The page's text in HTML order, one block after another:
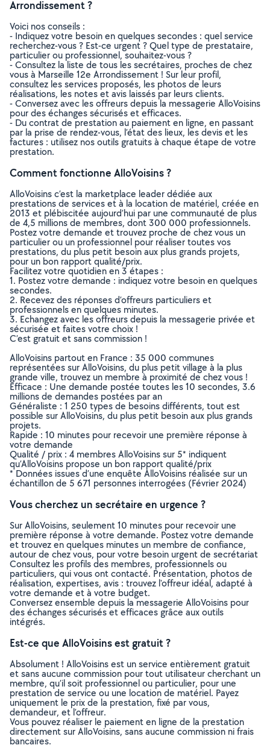
Arrondissement ?
Voici nos conseils :
- Indiquez votre besoin en quelques secondes : quel service
recherchez-vous ? Est-ce urgent ? Quel type de prestataire,
particulier ou professionnel, souhaitez-vous ?
- Consultez la liste de tous les secrétaires, proches de chez
vous à Marseille 12e Arrondissement ! Sur leur profil,
consultez les services proposés, les photos de leurs
réalisations, les notes et avis laissés par leurs clients.
- Conversez avec les offreurs depuis la messagerie AlloVoisins
pour des échanges sécurisés et efficaces.
- Du contrat de prestation au paiement en ligne, en passant
par la prise de rendez-vous, l’état des lieux, les devis et les
factures : utilisez nos outils gratuits à chaque étape de votre
prestation.
Comment fonctionne AlloVoisins ?
AlloVoisins c’est la marketplace leader dédiée aux
prestations de services et à la location de matériel, créée en
2013 et plébiscitée aujourd’hui par une communauté de plus
de 4,5 millions de membres, dont 300 000 professionnels.
Postez votre demande et trouvez proche de chez vous un
particulier ou un professionnel pour réaliser toutes vos
prestations, du plus petit besoin aux plus grands projets,
pour un bon rapport qualité/prix.
Facilitez votre quotidien en 3 étapes :
1. Postez votre demande : indiquez votre besoin en quelques
secondes.
2. Recevez des réponses d’offreurs particuliers et
professionnels en quelques minutes.
3. Echangez avec les offreurs depuis la messagerie privée et
sécurisée et faites votre choix !
C’est gratuit et sans commission !
AlloVoisins partout en France : 35 000 communes
représentées sur AlloVoisins, du plus petit village à la plus
grande ville, trouvez un membre à proximité de chez vous !
Efficace : Une demande postée toutes les 10 secondes, 3.6
millions de demandes postées par an
Généraliste : 1 250 types de besoins différents, tout est
possible sur AlloVoisins, du plus petit besoin aux plus grands
projets.
Rapide : 10 minutes pour recevoir une première réponse à
votre demande
Qualité / prix : 4 membres AlloVoisins sur 5* indiquent
qu’AlloVoisins propose un bon rapport qualité/prix
* Données issues d’une enquête AlloVoisins réalisée sur un
échantillon de 5 671 personnes interrogées (Février 2024)
Vous cherchez un secrétaire en urgence ?
Sur AlloVoisins, seulement 10 minutes pour recevoir une
première réponse à votre demande. Postez votre demande
et trouvez en quelques minutes un membre de confiance,
autour de chez vous, pour votre besoin urgent de secrétariat
Consultez les profils des membres, professionnels ou
particuliers, qui vous ont contacté. Présentation, photos de
réalisation, expertises, avis : trouvez l'offreur idéal, adapté à
votre demande et à votre budget.
Conversez ensemble depuis la messagerie AlloVoisins pour
des échanges sécurisés et efficaces grâce aux outils
intégrés.
Est-ce que AlloVoisins est gratuit ?
Absolument ! AlloVoisins est un service entièrement gratuit
et sans aucune commission pour tout utilisateur cherchant un
membre, qu’il soit professionnel ou particulier, pour une
prestation de service ou une location de matériel. Payez
uniquement le prix de la prestation, fixé par vous,
demandeur, et l’offreur.
Vous pouvez réaliser le paiement en ligne de la prestation
directement sur AlloVoisins, sans aucune commission ni frais
bancaires.